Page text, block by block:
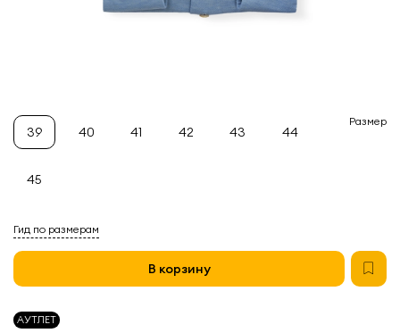
АУТЛЕТ
Гид по размерам
В корзину
Размер
39 40 41 42 43 44
45